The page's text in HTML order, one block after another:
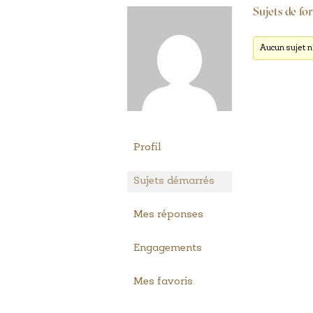
Profil
Sujets démarrés
Mes réponses
Engagements
Mes favoris
Sujets de
Aucun sujet